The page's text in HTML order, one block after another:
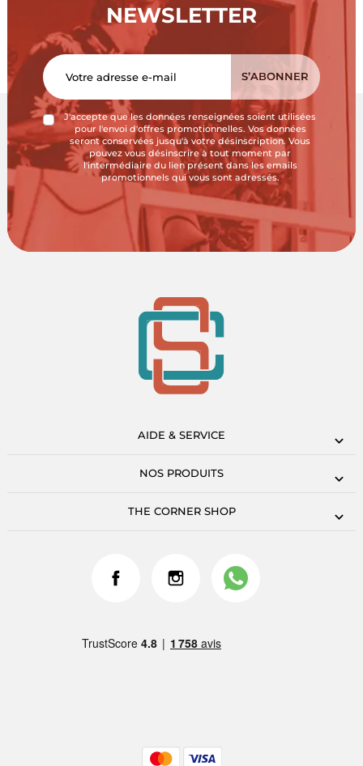
NEWSLETTER
J'accepte que les données renseignées soient utilisées
pour l'envoi d'offres promotionnelles. Vos données
seront conservées jusqu'à votre désinscription. Vous
pouvez vous désinscrire à tout moment par
l'intermédiaire du lien présent dans les emails
promotionnels qui vous sont adressés.
AIDE & SERVICE
NOS PRODUITS
THE CORNER SHOP